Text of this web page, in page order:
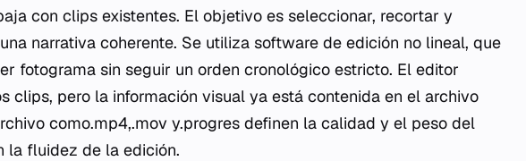
con clips existentes. El objetivo es seleccionar, recortar y
narrativa coherente. Se utiliza software de edición no lineal, que
fotograma sin seguir un orden cronológico estricto. El editor
clips, pero la información visual ya está contenida en el archivo
como.mp4,.mov y.progres definen la calidad y el peso del
la fluidez de la edición.